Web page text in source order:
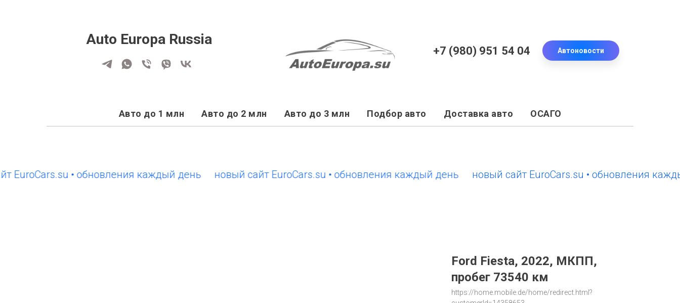
Auto Europa Russia
+7 (980) 951 54 04 Автоновости
Авто до 1 млн Авто до 2 млн Авто до 3 млн Подбор авто Доставка авто ОСАГО
• обновления каждый день новый сайт EuroCars.su • обновления каждый день новый сайт EuroCars.su • обновления каждый
Ford Fiesta, 2022, МКПП,
пробег 73540 км
https://home.mobile.de/home/redirect.html?